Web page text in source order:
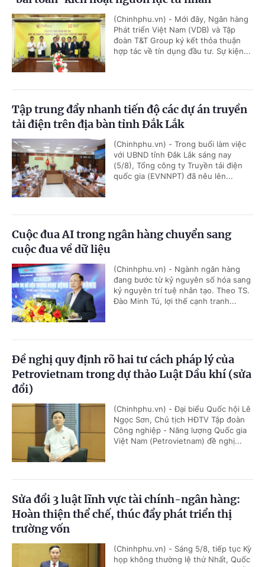
(Chinhphu.vn) - Mới đây, Ngân hàng
Phát triển Việt Nam (VDB) và Tập
đoàn T&T Group ký kết thỏa thuận
hợp tác về tín dụng đầu tư. Sự kiện...
Tập trung đẩy nhanh tiến độ các dự án truyền
tải điện trên địa bàn tỉnh Đắk Lắk
(Chinhphu.vn) - Trong buổi làm việc
với UBND tỉnh Đắk Lắk sáng nay
(5/8), Tổng công ty Truyền tải điện
quốc gia (EVNNPT) đã nêu lên...
Cuộc đua AI trong ngân hàng chuyển sang
cuộc đua về dữ liệu
(Chinhphu.vn) - Ngành ngân hàng
đang bước từ kỷ nguyên số hóa sang
kỷ nguyên trí tuệ nhân tạo. Theo TS.
Đào Minh Tú, lợi thế cạnh tranh...
Đề nghị quy định rõ hai tư cách pháp lý của
Petrovietnam trong dự thảo Luật Dầu khí (sửa
đổi)
(Chinhphu.vn) - Đại biểu Quốc hội Lê
Ngọc Sơn, Chủ tịch HĐTV Tập đoàn
Công nghiệp - Năng lượng Quốc gia
Việt Nam (Petrovietnam) đề nghị...
Sửa đổi 3 luật lĩnh vực tài chính-ngân hàng:
Hoàn thiện thể chế, thúc đẩy phát triển thị
trường vốn
(Chinhphu.vn) - Sáng 5/8, tiếp tục Kỳ
họp không thường lệ thứ Nhất, Quốc